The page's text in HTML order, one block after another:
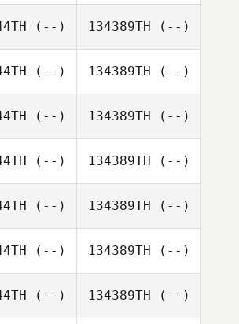
(--) 134389TH (--)
(--) 134389TH (--)
(--) 134389TH (--)
(--) 134389TH (--)
(--) 134389TH (--)
(--) 134389TH (--)
(--) 134389TH (--)